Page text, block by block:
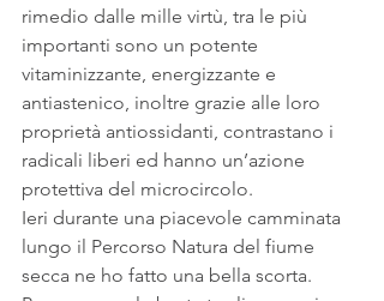
rimedio dalle mille virtù, tra le più
importanti sono un potente
vitaminizzante, energizzante e
antiastenico, inoltre grazie alle loro
proprietà antiossidanti, contrastano i
radicali liberi ed hanno un’azione
protettiva del microcircolo.
Ieri durante una piacevole camminata
lungo il Percorso Natura del fiume
secca ne ho fatto una bella scorta.